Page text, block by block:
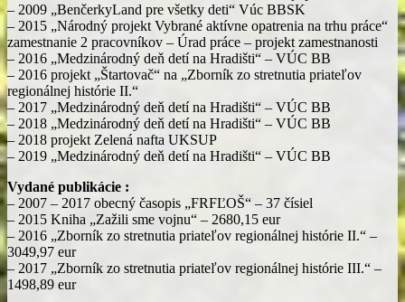
– 2009 „BenčerkyLand pre všetky deti“ Vúc BBSK
– 2015 „Národný projekt Vybrané aktívne opatrenia na trhu práce“
zamestnanie 2 pracovníkov – Úrad práce – projekt zamestnanosti
– 2016 „Medzinárodný deň detí na Hradišti“ – VÚC BB
– 2016 projekt „Štartovač“ na „Zborník zo stretnutia priateľov
regionálnej histórie II.“
– 2017 „Medzinárodný deň detí na Hradišti“ – VÚC BB
– 2018 „Medzinárodný deň detí na Hradišti“ – VÚC BB
– 2018 projekt Zelená nafta UKSUP
– 2019 „Medzinárodný deň detí na Hradišti“ – VÚC BB
Vydané publikácie :
– 2007 – 2017 obecný časopis „FRFĽOŠ“ – 37 čísiel
– 2015 Kniha „Zažili sme vojnu“ – 2680,15 eur
– 2016 „Zborník zo stretnutia priateľov regionálnej histórie II.“ –
3049,97 eur
– 2017 „Zborník zo stretnutia priateľov regionálnej histórie III.“ –
1498,89 eur